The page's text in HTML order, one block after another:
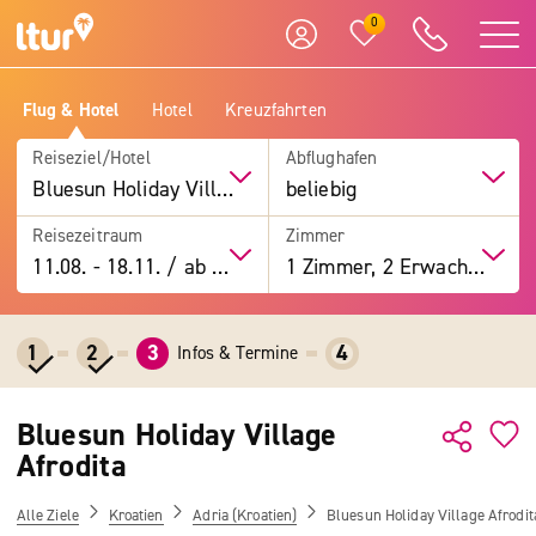
0
Flug & Hotel Hotel Kreuzfahrten
Reiseziel/Hotel
Bluesun Holiday Village Afrodita
Abflughafen
beliebig
Reisezeitraum
11.08. -18.11. / ab 7 Tage
Zimmer
1 Zimmer, 2 Erwachsene
1 2 3 Infos & Termine 4
Bluesun Holiday Village
Afrodita
Alle Ziele Kroatien Adria (Kroatien) Bluesun Holiday Village